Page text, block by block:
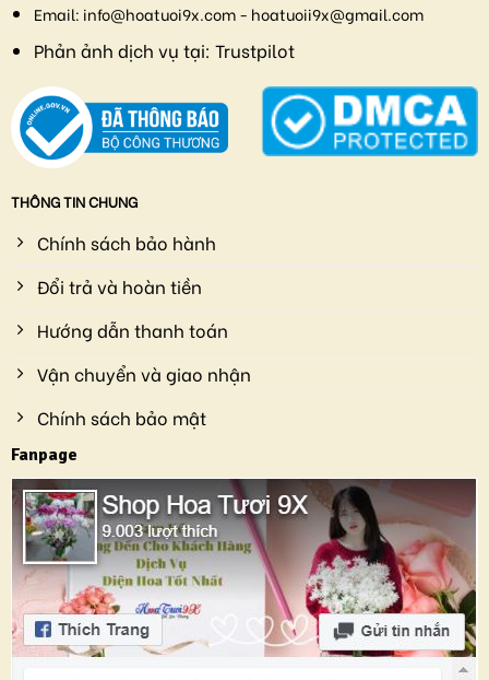
Email: info@hoatuoi9x.com - hoatuoii9x@gmail.com
Phản ảnh dịch vụ tại: Trustpilot
THÔNG TIN CHUNG
Chính sách bảo hành
Đổi trả và hoàn tiền
Hướng dẫn thanh toán
Vận chuyển và giao nhận
Chính sách bảo mật
Fanpage